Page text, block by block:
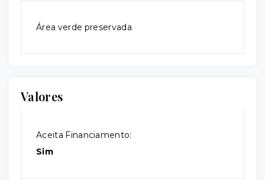
Área verde preservada
Valores
Aceita Financiamento:
Sim